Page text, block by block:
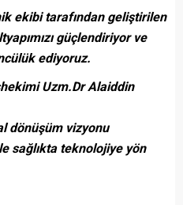
ekibi tarafından geliştirilen
güçlendiriyor ve
ediyoruz.
Uzm.Dr Alaiddin
dönüşüm vizyonu
sağlıkta teknolojiye yön